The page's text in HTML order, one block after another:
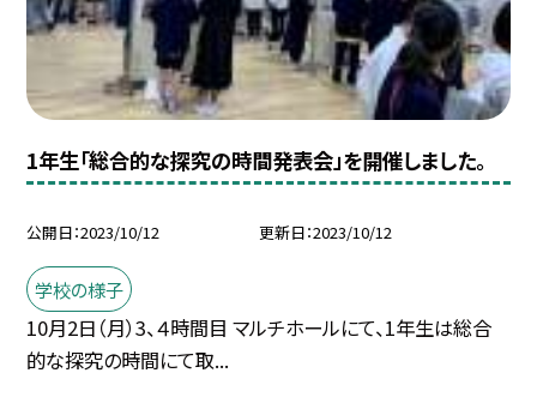
1年生「総合的な探究の時間発表会」を開催しました。
公開日 2023/10/12 更新日 2023/10/12
学校の様子
10月2日（月）3、４時間目 マルチホールにて、1年生は総合
的な探究の時間にて取...